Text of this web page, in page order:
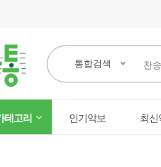
통합검색
테고리 인기악보 최